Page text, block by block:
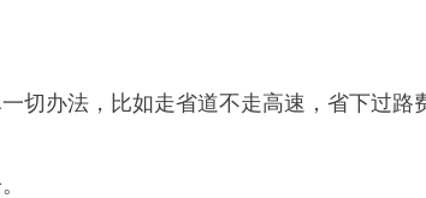
切办法，比如走省道不走高速，省下过路